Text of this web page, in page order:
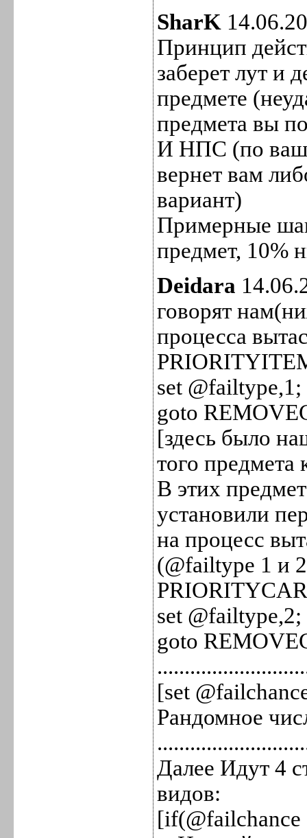
SharK
Принцип
заберет лут и
предмете
предмета вы
И НПС (по
вернет вам
вариант)
Примерные
предмет, 10%
Deidara
говорят
процесса
set @failtype,1;
goto
[здесь было
того
В этих
установили
на процесс
(@failtype 1 и
set @failtype,2;
goto
[set
Рандомное
Далее Идут 4
видов: